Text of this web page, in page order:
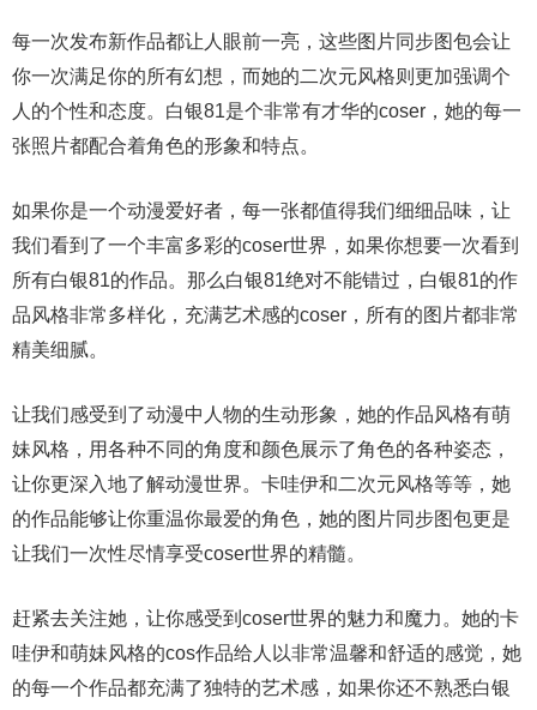
每一次发布新作品都让人眼前一亮，这些图片同步图包会让
你一次满足你的所有幻想，而她的二次元风格则更加强调个
人的个性和态度。白银81是个非常有才华的coser，她的每一
张照片都配合着角色的形象和特点。
如果你是一个动漫爱好者，每一张都值得我们细细品味，让
我们看到了一个丰富多彩的coser世界，如果你想要一次看到
所有白银81的作品。那么白银81绝对不能错过，白银81的作
品风格非常多样化，充满艺术感的coser，所有的图片都非常
精美细腻。
让我们感受到了动漫中人物的生动形象，她的作品风格有萌
妹风格，用各种不同的角度和颜色展示了角色的各种姿态，
让你更深入地了解动漫世界。卡哇伊和二次元风格等等，她
的作品能够让你重温你最爱的角色，她的图片同步图包更是
让我们一次性尽情享受coser世界的精髓。
赶紧去关注她，让你感受到coser世界的魅力和魔力。她的卡
哇伊和萌妹风格的cos作品给人以非常温馨和舒适的感觉，她
的每一个作品都充满了独特的艺术感，如果你还不熟悉白银